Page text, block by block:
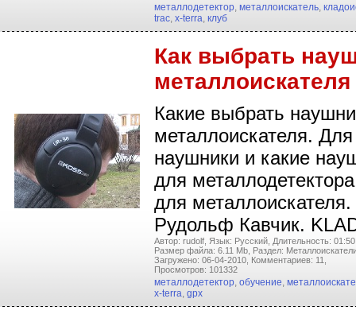
металлодетектор, металлоискатель,
trac, x-terra, клуб
Как выбрать
металлоискателя
Какие выбрать
металлоискателя.
наушники и какие
для
для
Рудольф Кавчик.
Автор: rudolf, Язык: Русский, Длительность:
Размер файла: 6.11 Mb, Раздел:
Загружено: 06-04-2010, Комментариев: 11,
Просмотров: 101332
металлодетектор, обучение,
x-terra, gpx